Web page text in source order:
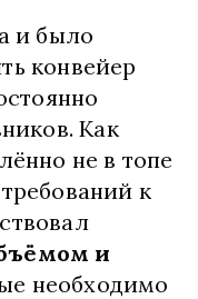
и было
конвейер
Как
не в топе
к
и
необходимо